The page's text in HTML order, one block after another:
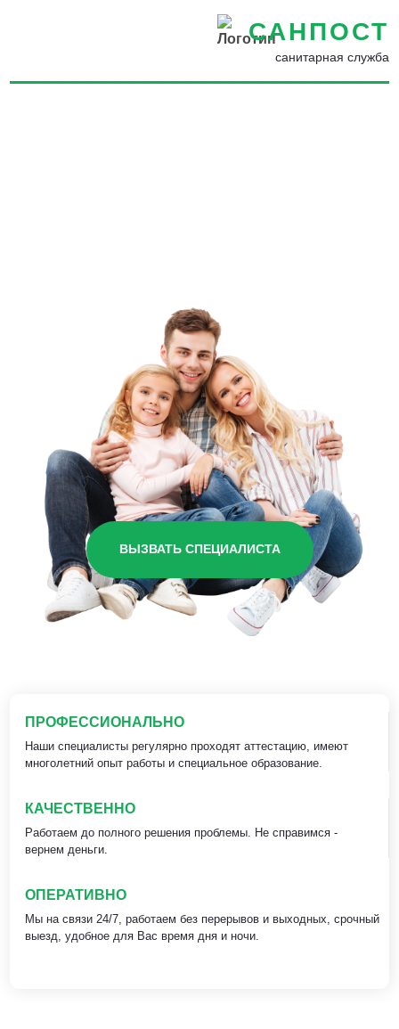
САНПОСТ
санитарная служба
ВЫЗВАТЬ СПЕЦИАЛИСТА
ПРОФЕССИОНАЛЬНО
Наши специалисты регулярно проходят аттестацию, имеют
многолетний опыт работы и специальное образование.
КАЧЕСТВЕННО
Работаем до полного решения проблемы. Не справимся -
вернем деньги.
ОПЕРАТИВНО
Мы на связи 24/7, работаем без перерывов и выходных, срочный
выезд, удобное для Вас время дня и ночи.